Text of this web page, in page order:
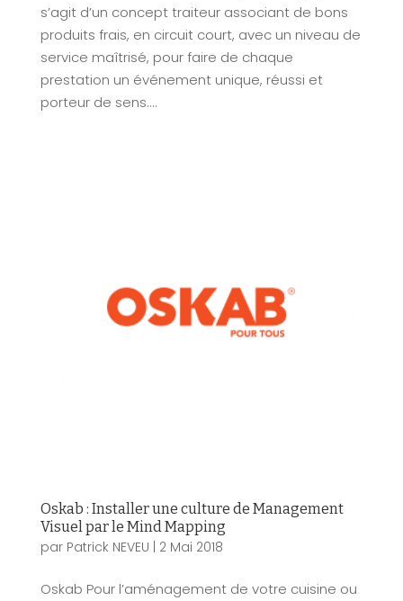
s’agit d’un concept traiteur associant de bons
produits frais, en circuit court, avec un niveau de
service maîtrisé, pour faire de chaque
prestation un événement unique, réussi et
porteur de sens....
Oskab : Installer une culture de Management
Visuel par le Mind Mapping
par Patrick NEVEU 2 Mai 2018
Oskab Pour l’aménagement de votre cuisine ou